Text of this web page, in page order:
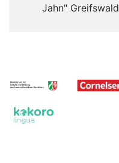
Jahn" Greifswald